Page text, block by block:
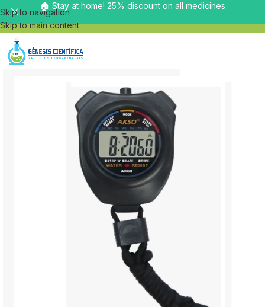
Skip to navigation
Skip to main content
🏠 Stay at home! 25% discount on all medicines